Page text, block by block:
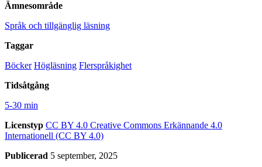
Ämnesområde
Språk och tillgänglig läsning
Taggar
Böcker Högläsning Flerspråkighet
Tidsåtgång
5-30 min
Licenstyp CC BY 4.0 Creative Commons Erkännande 4.0
Internationell (CC BY 4.0)
Publicerad 5 september, 2025